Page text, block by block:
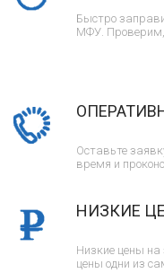
Быстро
МФУ. Проверим,
Оставьте
время и
НИЗКИЕ
Низкие цены
цены одни из